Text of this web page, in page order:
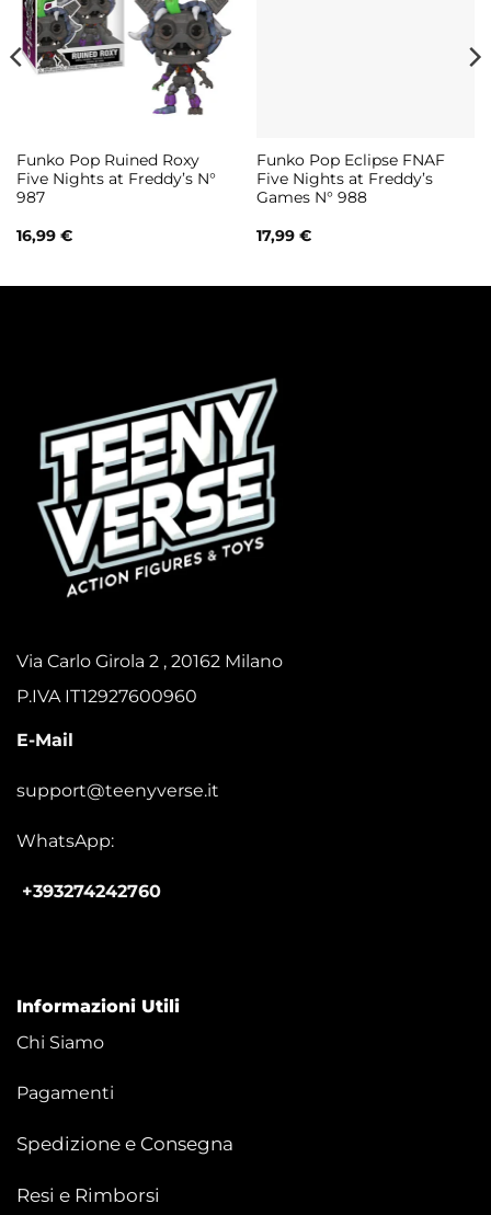
Funko Pop Ruined Roxy
Five Nights at Freddy’s N°
987
16,99 €
Funko Pop Eclipse FNAF
Five Nights at Freddy’s
Games N° 988
17,99 €
Via Carlo Girola 2 , 20162 Milano
P.IVA IT12927600960
E-Mail
support@teenyverse.it
WhatsApp:
+393274242760
Informazioni Utili
Chi Siamo
Pagamenti
Spedizione e Consegna
Resi e Rimborsi